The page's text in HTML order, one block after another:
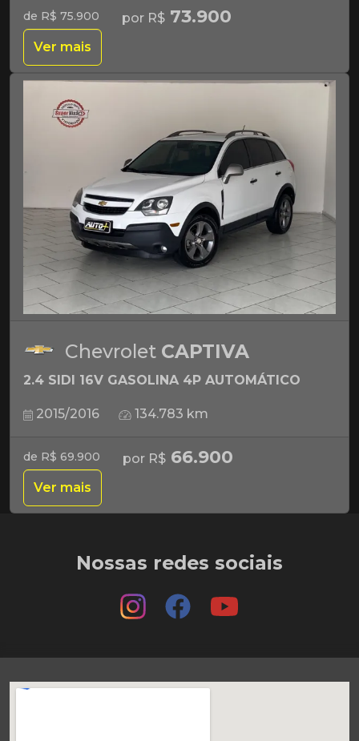
de R$ 75.900 por R$ 73.900
Ver mais
Chevrolet CAPTIVA
2.4 SIDI 16V GASOLINA 4P AUTOMÁTICO
2015/2016 134.783 km
de R$ 69.900 por R$ 66.900
Ver mais
Nossas redes sociais